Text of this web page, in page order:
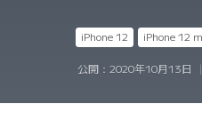
iPhone 12 iPhone 12
公開： 2020年10月13日